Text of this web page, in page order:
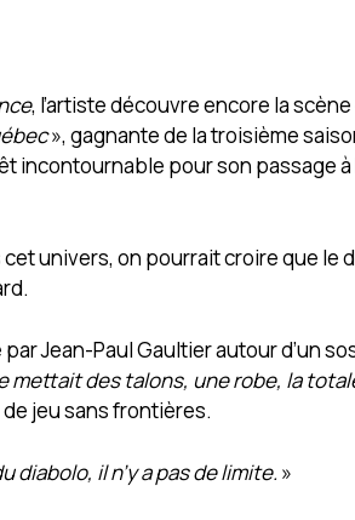
, l’artiste découvre encore la
», gagnante de la troisième
incontournable pour son passage
cet univers, on pourrait croire que le
Jean-Paul Gaultier autour d’un
mettait des talons, une robe, la
jeu sans frontières.
diabolo, il n’y a pas de limite. »